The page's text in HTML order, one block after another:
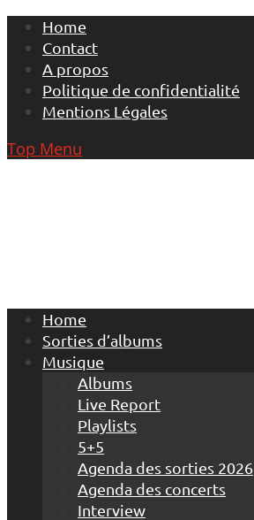
Skip
content
Home
Contact
A propos
Politique de confidentialité
Mentions Légales
Top Menu
Home
Sorties d’albums
Musique
Albums
Live Report
Playlists
5+5
Agenda des sorties 2026
Agenda des concerts
Interview